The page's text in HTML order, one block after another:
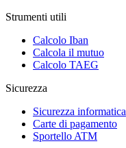
Strumenti utili
Calcolo Iban
Calcola il mutuo
Calcolo TAEG
Sicurezza
Sicurezza informatica
Carte di pagamento
Sportello ATM